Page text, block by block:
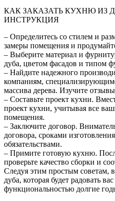
КАК ЗАКАЗАТЬ КУХНЮ ИЗ
ИНСТРУКЦИЯ
– Определитесь со стилем и
замеры помещения и
– Выберите материал и
дуба, цветом фасадов и типом
– Найдите надежного
компаниям,
массива дерева. Изучите
– Составьте проект кухни.
проект кухни, учитывая все
помещения.
– Заключите договор.
договора, сроками
обязательствами.
– Примите готовую кухню.
проверьте качество сборки и
Следуя этим простым советам,
дуба, которая будет радовать
функциональностью долгие